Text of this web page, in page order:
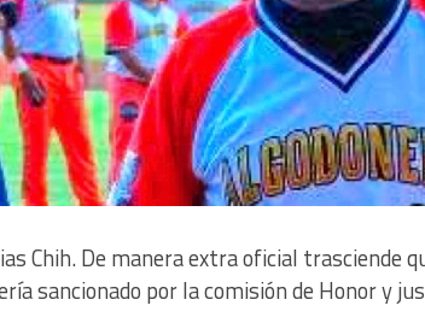
Chih. De manera extra oficial trasciende
sancionado por la comisión de Honor y